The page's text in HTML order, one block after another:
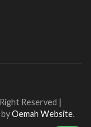
Reserved |
Oemah Website.